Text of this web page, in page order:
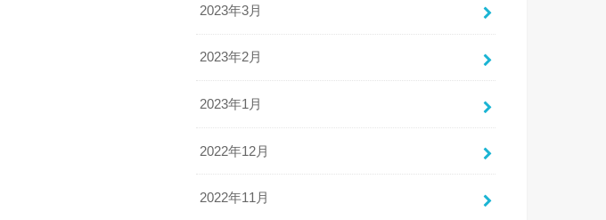
2023年3月
2023年2月
2023年1月
2022年12月
2022年11月